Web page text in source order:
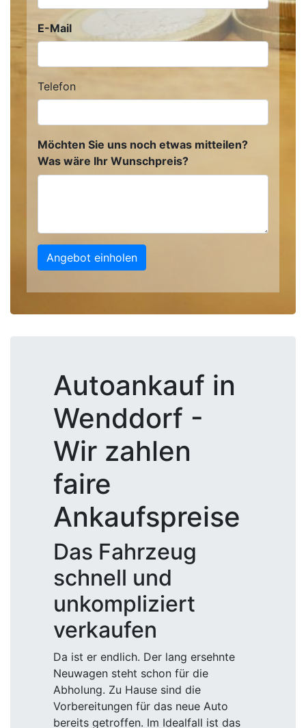
E-Mail
Telefon
Möchten Sie uns noch etwas mitteilen?
Was wäre Ihr Wunschpreis?
Angebot einholen
Autoankauf in
Wenddorf -
Wir zahlen
faire
Ankaufspreise
Das Fahrzeug
schnell und
unkompliziert
verkaufen
Da ist er endlich. Der lang ersehnte
Neuwagen steht schon für die
Abholung. Zu Hause sind die
Vorbereitungen für das neue Auto
bereits getroffen. Im Idealfall ist das